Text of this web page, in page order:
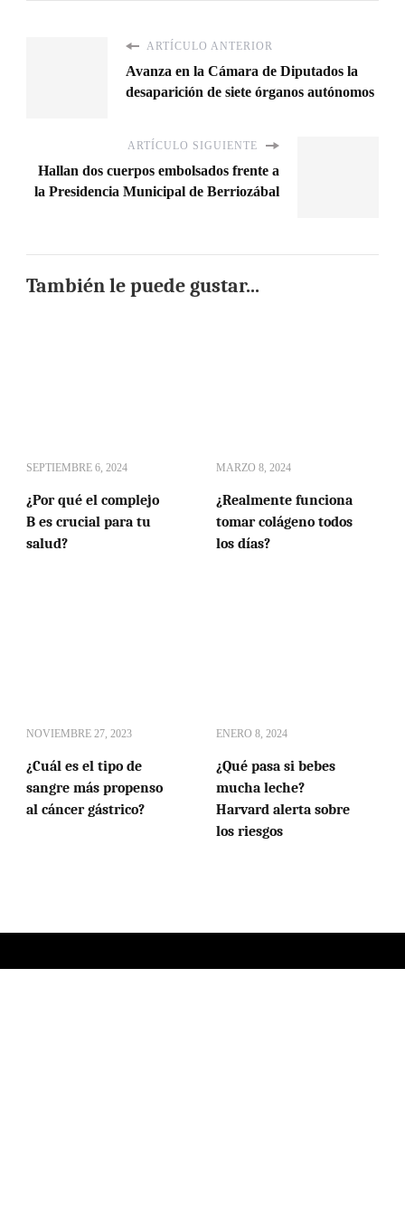
ARTÍCULO ANTERIOR
Avanza en la Cámara de Diputados la
desaparición de siete órganos autónomos
ARTÍCULO SIGUIENTE
Hallan dos cuerpos embolsados frente a
la Presidencia Municipal de Berriozábal
También le puede gustar...
SEPTIEMBRE 6, 2024
¿Por qué el complejo
B es crucial para tu
salud?
MARZO 8, 2024
¿Realmente funciona
tomar colágeno todos
los días?
NOVIEMBRE 27, 2023
¿Cuál es el tipo de
sangre más propenso
al cáncer gástrico?
ENERO 8, 2024
¿Qué pasa si bebes
mucha leche?
Harvard alerta sobre
los riesgos